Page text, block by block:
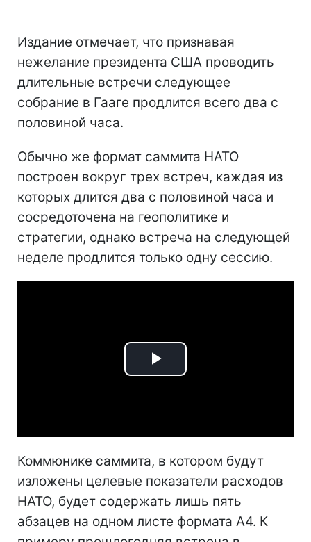
Издание отмечает, что признавая
нежелание президента США проводить
длительные встречи следующее
собрание в Гааге продлится всего два с
половиной часа.
Обычно же формат саммита НАТО
построен вокруг трех встреч, каждая из
которых длится два с половиной часа и
сосредоточена на геополитике и
стратегии, однако встреча на следующей
неделе продлится только одну сессию.
Play
Коммюнике саммита, в котором будут
изложены целевые показатели расходов
НАТО, будет содержать лишь пять
абзацев на одном листе формата А4. К